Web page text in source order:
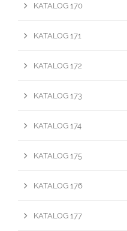
KATALOG 170
KATALOG 171
KATALOG 172
KATALOG 173
KATALOG 174
KATALOG 175
KATALOG 176
KATALOG 177